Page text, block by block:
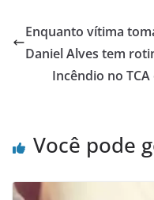
Enquanto vítima
Daniel Alves tem
Incêndio no
Você pode